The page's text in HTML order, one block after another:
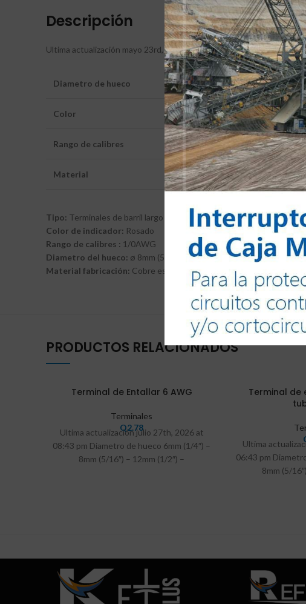
Descripción
Ultima actualización mayo 23rd, 2025 at 06:40 pm
Diametro de hueco 6mm (1/4″) – 8mm (5/16″) –
Color Rojo – Azul – Gris – Café –
Rango de calibres De 8AWG a 750MCM (según
Material Cobre estañado
Tipo: Terminales de barril largo
Color de indicador: Rosado
Rango de calibres : 1/0AWG
Diametro del hueco: ø 8mm (5/16″)
Material fabricación: Cobre estañado
PRODUCTOS RELACIONADOS
Terminal de Entallar 6 AWG
Terminales
Q2.78
Ultima actualización julio 27th, 2026 at
08:43 pm Diametro de hueco 6mm (1/4″) –
8mm (5/16″) – 12mm (1/2″) –
Terminal de
Ultima
06:43 pm
8mm (5/